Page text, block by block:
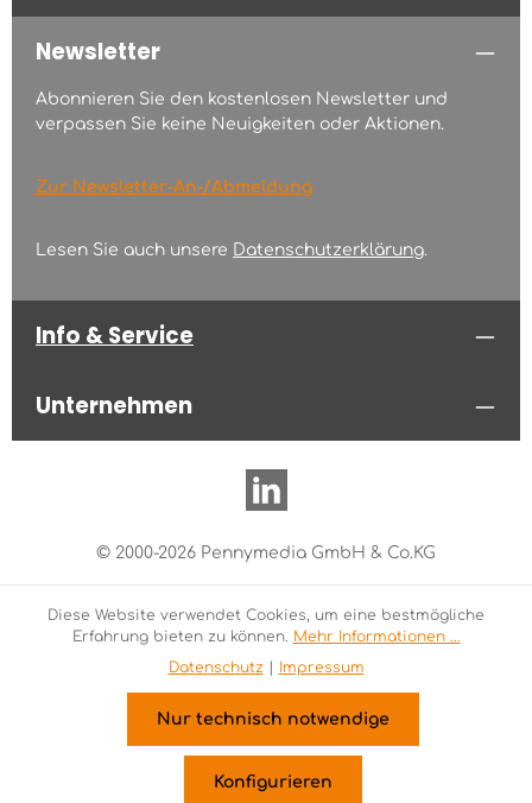
Newsletter
Abonnieren Sie den kostenlosen Newsletter und
verpassen Sie keine Neuigkeiten oder Aktionen.
Zur Newsletter-An-/Abmeldung
Lesen Sie auch unsere Datenschutzerklärung.
Info & Service
Unternehmen
© 2000-2026 Pennymedia GmbH & Co.KG
Diese Website verwendet Cookies, um eine bestmögliche
Erfahrung bieten zu können. Mehr Informationen ...
Datenschutz| Impressum
Nur technisch notwendige
Konfigurieren